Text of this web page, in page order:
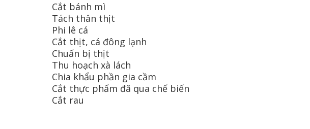
Cắt bánh mì
Tách thân thịt
Phi lê cá
Cắt thịt, cá đông lạnh
Chuẩn bị thịt
Thu hoạch xà lách
Chia khẩu phần gia cầm
Cắt thực phẩm đã qua chế biến
Cắt rau